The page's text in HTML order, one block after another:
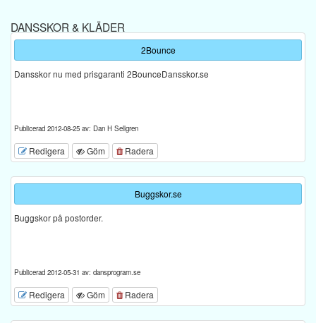
DANSSKOR & KLÄDER
2Bounce
Dansskor nu med prisgaranti 2BounceDansskor.se
Publicerad 2012-08-25 av: Dan H Sellgren
Redigera Göm Radera
Buggskor.se
Buggskor på postorder.
Publicerad 2012-05-31 av: dansprogram.se
Redigera Göm Radera